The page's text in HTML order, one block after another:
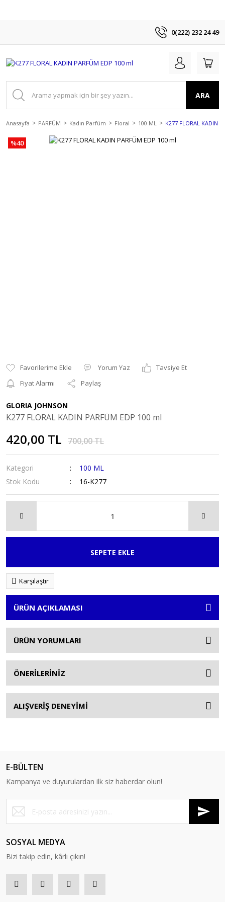
0(222) 232 24 49
ARA
Anasayfa PARFÜM Kadın Parfüm Floral 100 ML K277 FLORAL KADIN
%40
Yorum Yaz
Tavsiye Et
Fiyat Alarmı
Paylaş
GLORIA JOHNSON
K277 FLORAL KADIN PARFÜM EDP 100 ml
420,00 TL 700,00 TL
Kategori
100 ML
Stok Kodu
16-K277
SEPETE EKLE
Karşılaştır
ÜRÜN AÇIKLAMASI
ÜRÜN YORUMLARI
ÖNERİLERİNİZ
ALIŞVERİŞ DENEYİMİ
E-BÜLTEN
Kampanya ve duyurulardan ilk siz haberdar olun!
SOSYAL MEDYA
Bizi takip edin, kârlı çıkın!